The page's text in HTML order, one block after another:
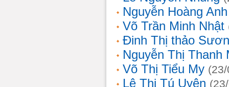
Nguyễn Hoàng Anh
Võ Trần Minh Nhật
Đinh Thị thảo
Nguyễn Thị Thanh
Võ Thị Tiểu My
Lê Thị Tú Uyên